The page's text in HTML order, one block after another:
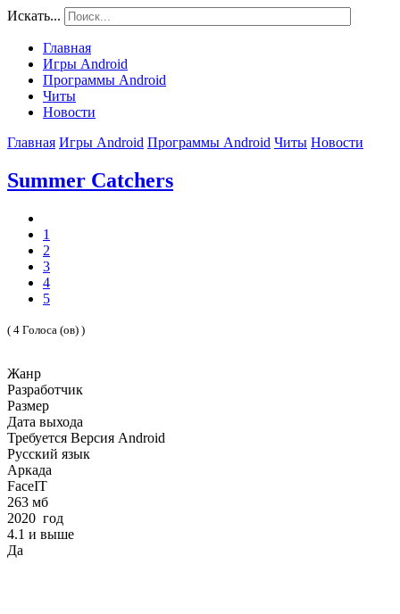
Искать...
Главная
Игры Android
Программы Android
Читы
Новости
Главная Игры Android Программы Android Читы Новости
Summer Catchers
1
2
3
4
5
( 4 Голоса (ов) )
Жанр
Разработчик
Размер
Дата выхода
Требуется Версия Android
Русский язык
Аркада
FaceIT
263 мб
2020 год
4.1 и выше
Да